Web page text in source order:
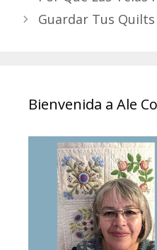
Guardar Tus
Bienvenida a Ale